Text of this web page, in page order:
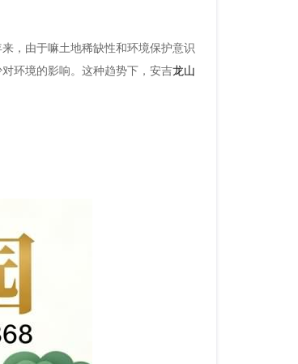
，由于嘛土地稀缺性和环境保护意识
环境的影响。这种趋势下，安吉龙山